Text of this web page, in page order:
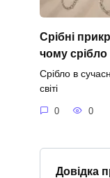
Срібні
чому
Срібло в
світі
0 0
Довідка